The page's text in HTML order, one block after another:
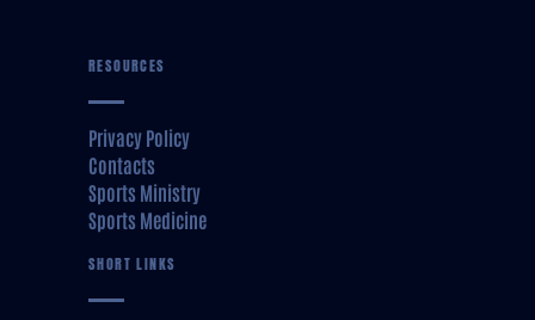
RESOURCES
Privacy Policy
Contacts
Sports Ministry
Sports Medicine
SHORT LINKS